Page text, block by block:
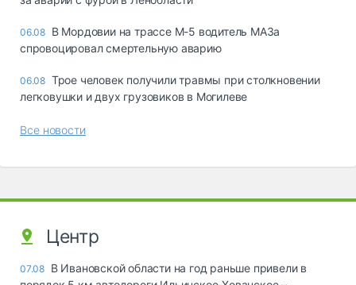
06.08 В Мордовии на трассе М-5 водитель МАЗа
спровоцировал смертельную аварию
06.08 Трое человек получили травмы при столкновении
легковушки и двух грузовиков в Могилеве
Все новости
Центр
07.08 В Ивановской области на год раньше привели в